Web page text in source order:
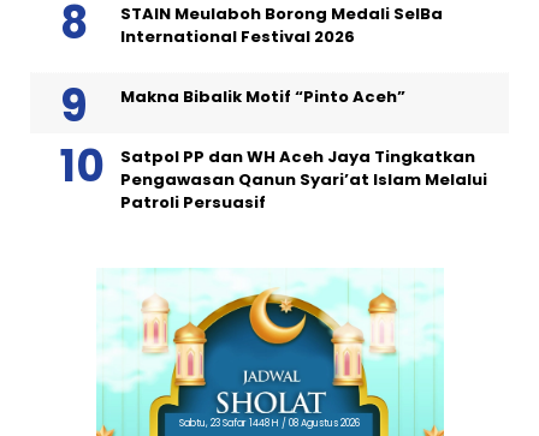
STAIN Meulaboh Borong Medali SeIBa
International Festival 2026
Makna Bibalik Motif “Pinto Aceh”
Satpol PP dan WH Aceh Jaya Tingkatkan
Pengawasan Qanun Syari’at Islam Melalui
Patroli Persuasif
Sabtu, 23 Safar 1448 H / 08 Agustus 2026